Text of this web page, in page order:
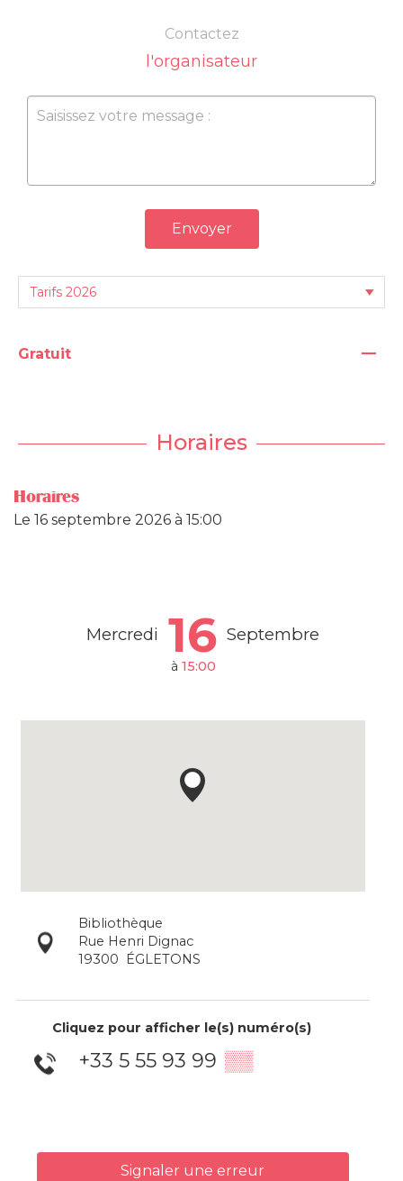
Contactez
l'organisateur
Envoyer
Gratuit —
Horaires
Horaires
Le 16 septembre 2026 à 15:00
Mercredi 16 Septembre
à 15:00
Bibliothèque
Rue Henri Dignac
19300
ÉGLETONS
Cliquez pour afficher le(s) numéro(s)
+33 5 55 93 99 ▒▒
Signaler une erreur